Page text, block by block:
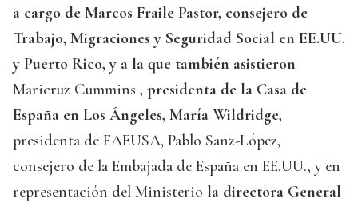
a cargo de Marcos Fraile Pastor, consejero de
Trabajo, Migraciones y Seguridad Social en EE.UU.
y Puerto Rico, y a la que también asistieron
Maricruz Cummins , presidenta de la Casa de
España en Los Ángeles, María Wildridge,
presidenta de FAEUSA, Pablo Sanz-López,
consejero de la Embajada de España en EE.UU., y en
representación del Ministerio la directora General